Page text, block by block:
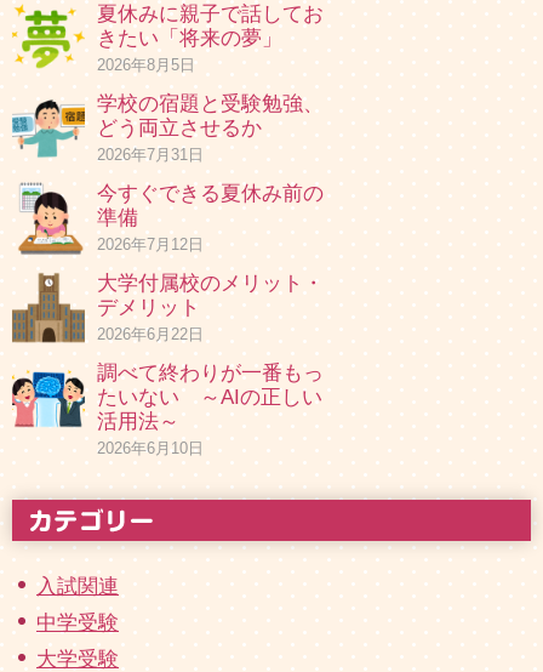
夏休みに親子で話してお
きたい「将来の夢」
2026年8月5日
学校の宿題と受験勉強、
どう両立させるか
2026年7月31日
今すぐできる夏休み前の
準備
2026年7月12日
大学付属校のメリット・
デメリット
2026年6月22日
調べて終わりが一番もっ
たいない ～AIの正しい
活用法～
2026年6月10日
入試関連
中学受験
大学受験